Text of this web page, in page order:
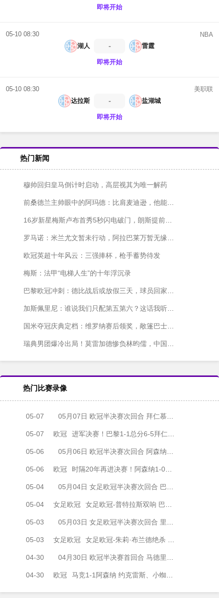
即将开始
05-10 08:30
NBA
湖人
- 雷霆
即将开始
05-10 08:30
美职联
达拉斯
- 盐湖城
即将开始
热门新闻
穆帅回归皇马倒计时启动，高层视其为唯一解药
前桑德兰主帅眼中的阿玛德：比肩麦迪逊，他能创造奇迹时刻
16岁新星梅斯卢布首秀5秒闪电破门，朗斯提前锁定欧冠席位
罗马诺：米兰尤文暂未行动，阿拉巴莱万暂无缘意甲，努涅斯或再成焦点
欧冠英超十年风云：三强捧杯，枪手蓄势待发
梅斯：法甲“电梯人生”的十年浮沉录
巴黎欧冠冲刺：德比战后或放假三天，球员回家充电备战决赛
加斯佩里尼：谁说我们只配第五第六？这话我听着就来气
国米夺冠庆典定档：维罗纳赛后领奖，敞篷巴士巡游米兰
瑞典男团爆冷出局！莫雷加德惨负林昀儒，中国台北晋级四强
热门比赛录像
05-07 05月07日 欧冠半决赛次回合 拜仁慕尼黑vs巴黎圣日耳曼 全场录像
05-07 欧冠 进军决赛！巴黎1-1总分6-5拜仁将战阿森纳 登贝莱闪击凯恩破门
05-06 05月06日 欧冠半决赛次回合 阿森纳vs马德里竞技 全场录像
05-06 欧冠 时隔20年再进决赛！阿森纳1-0马竞总比分2-1晋级 萨卡制胜
05-04 05月04日 女足欧冠半决赛次回合 巴塞罗那女足vs拜仁慕尼黑女足 全场录像
05-04 女足欧冠 女足欧冠-普特拉斯双响 巴萨两回合5-3淘汰拜仁晋级决赛
05-03 05月03日 女足欧冠半决赛次回合 里昂女足vs阿森纳女足 全场录像
05-03 女足欧冠 女足欧冠-朱莉·布兰德绝杀 里昂女足两回合4-3淘汰阿森纳进决赛
04-30 04月30日 欧冠半决赛首回合 马德里竞技vs阿森纳 全场录像
04-30 欧冠 马竞1-1阿森纳 约克雷斯、小蜘蛛均点射 埃泽点球被取消